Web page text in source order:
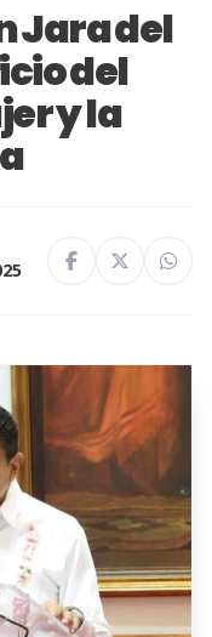
Jara del
del
y la